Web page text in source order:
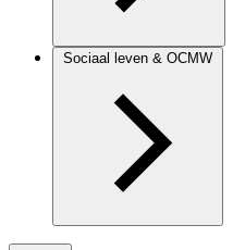
Sociaal leven & OCMW